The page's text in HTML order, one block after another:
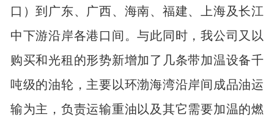
口）到广东、广西、海南、福建、上海及长江
中下游沿岸各港口间。与此同时，我公司又以
购买和光租的形势新增加了几条带加温设备千
吨级的油轮，主要以环渤海湾沿岸间成品油运
输为主，负责运输重油以及其它需要加温的燃